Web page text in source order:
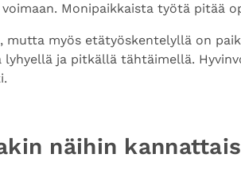
Monipaikkaista työtä pitää
myös etätyöskentelyllä on
ja pitkällä tähtäimellä.
näihin